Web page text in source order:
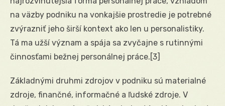
na väzby podniku na vonkajšie prostredie je potrebné
zvýrazniť jeho širší kontext ako len u personalistiky.
Tá ma užší význam a spája sa zvyčajne s rutinnými
činnosťami bežnej personálnej práce. [3]
Základnými druhmi zdrojov v podniku sú materialné
zdroje, finančné, informačné a ľudské zdroje. V